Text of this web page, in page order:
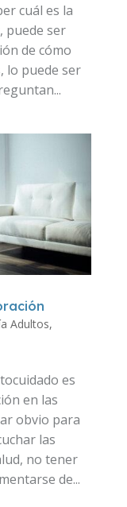
cuál es la
puede ser
de cómo
lo puede ser
Adultos,
es
en las
obvio para
las
no tener
de...